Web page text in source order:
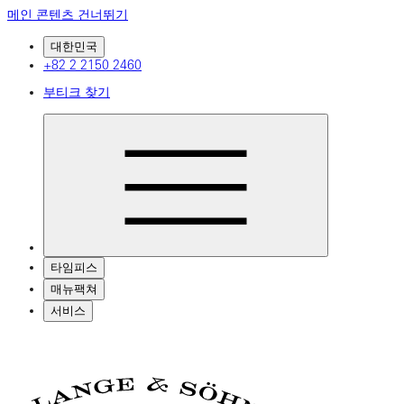
메인 콘텐츠 건너뛰기
대한민국
+82 2 2150 2460
부티크 찾기
타임피스
매뉴팩쳐
서비스